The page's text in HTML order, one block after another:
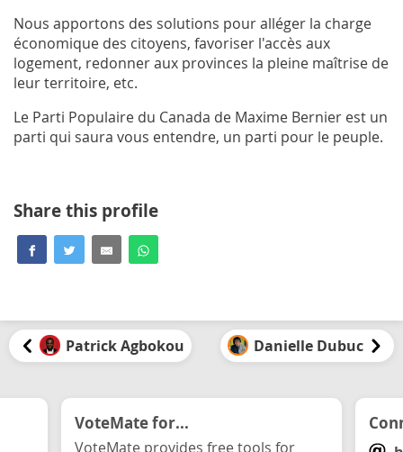
Nous apportons des solutions pour alléger la charge
économique des citoyens, favoriser l'accès aux
logement, redonner aux provinces la pleine maîtrise de
leur territoire, etc.
Le Parti Populaire du Canada de Maxime Bernier est un
parti qui saura vous entendre, un parti pour le peuple.
Share this profile
Patrick Agbokou Danielle Dubuc
VoteMate for...
VoteMate provides free tools for